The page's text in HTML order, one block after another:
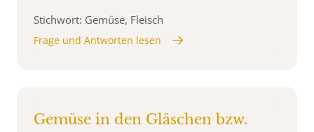
Stichwort: Gemüse, Fleisch
Frage und Antworten lesen
Gemüse in den Gläschen bzw.